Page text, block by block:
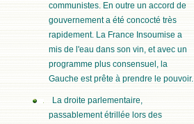
communistes. En outre un accord de
gouvernement a été concocté très
rapidement. La France Insoumise a
mis de l'eau dans son vin, et avec un
programme plus consensuel, la
Gauche est prête à prendre le pouvoir.
La droite parlementaire,
passablement étrillée lors des